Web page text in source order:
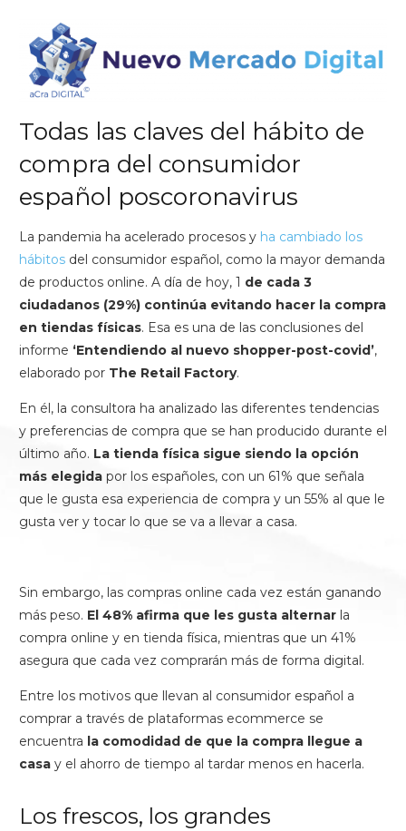
Todas las claves del hábito de
compra del consumidor
español poscoronavirus
La pandemia ha acelerado procesos y ha cambiado los
hábitos del consumidor español, como la mayor demanda
de productos online. A día de hoy, 1 de cada 3
ciudadanos (29%) continúa evitando hacer la compra
en tiendas físicas. Esa es una de las conclusiones del
informe ‘Entendiendo al nuevo shopper-post-covid’,
elaborado por The Retail Factory.
En él, la consultora ha analizado las diferentes tendencias
y preferencias de compra que se han producido durante el
último año. La tienda física sigue siendo la opción
más elegida por los españoles, con un 61% que señala
que le gusta esa experiencia de compra y un 55% al que le
gusta ver y tocar lo que se va a llevar a casa.
Sin embargo, las compras online cada vez están ganando
más peso. El 48% afirma que les gusta alternar la
compra online y en tienda física, mientras que un 41%
asegura que cada vez comprarán más de forma digital.
Entre los motivos que llevan al consumidor español a
comprar a través de plataformas ecommerce se
encuentra la comodidad de que la compra llegue a
casa y el ahorro de tiempo al tardar menos en hacerla.
Los frescos, los grandes